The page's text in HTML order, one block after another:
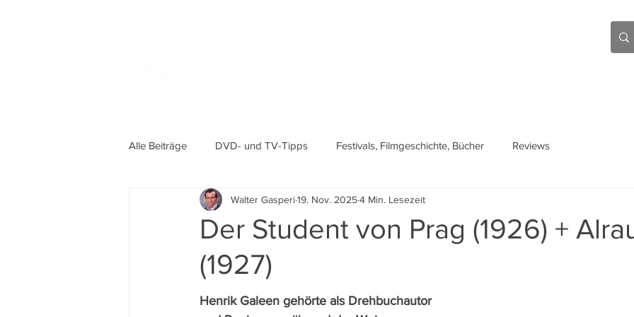
Alle Beiträge DVD- und TV-Tipps Festivals, Filmgeschichte, Bücher Reviews
Der Student von Prag (1926) +
(1927)
Walter Gasperi19. Nov. 20254 Min. Lesezeit
Henrik Galeen gehörte als Drehbuchautor